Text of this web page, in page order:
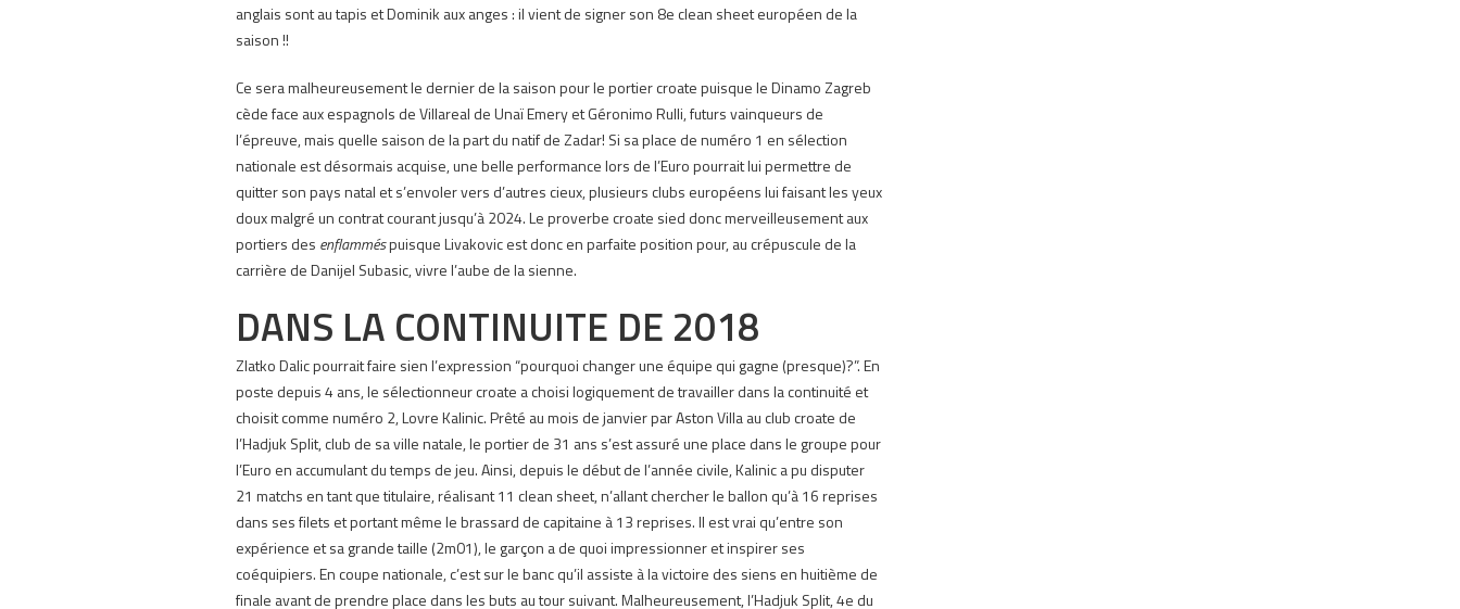
anglais sont au tapis et Dominik aux anges : il vient de signer son 8e clean sheet européen de la
saison !!
Ce sera malheureusement le dernier de la saison pour le portier croate puisque le Dinamo Zagreb
cède face aux espagnols de Villareal de Unaï Emery et Géronimo Rulli, futurs vainqueurs de
l’épreuve, mais quelle saison de la part du natif de Zadar! Si sa place de numéro 1 en sélection
nationale est désormais acquise, une belle performance lors de l’Euro pourrait lui permettre de
quitter son pays natal et s’envoler vers d’autres cieux, plusieurs clubs européens lui faisant les yeux
doux malgré un contrat courant jusqu’à 2024. Le proverbe croate sied donc merveilleusement aux
portiers des enflamméspuisque Livakovic est donc en parfaite position pour, au crépuscule de la
carrière de Danijel Subasic, vivre l’aube de la sienne.
DANS LA CONTINUITE DE 2018
Zlatko Dalic pourrait faire sien l’expression “pourquoi changer une équipe qui gagne (presque)?”.En
poste depuis 4 ans, le sélectionneur croate a choisi logiquement de travailler dans la continuité et
choisit comme numéro 2, Lovre Kalinic.Prêté au mois de janvier par Aston Villa au club croate de
l’Hadjuk Split, club de sa ville natale, le portier de 31 ans s’est assuré une place dans le groupe pour
l’Euro en accumulant du temps de jeu.Ainsi, depuis le début de l’année civile, Kalinic a pu disputer
21 matchs en tant que titulaire, réalisant 11 clean sheet, n’allant chercher le ballon qu’à 16 reprises
dans ses filets et portant même le brassard de capitaine à 13 reprises.Il est vrai qu’entre son
expérience et sa grande taille (2m01), le garçon a de quoi impressionner et inspirer ses
coéquipiers.En coupe nationale, c’est sur le banc qu’il assiste à la victoire des siens en huitième de
finale avant de prendre place dans les buts au tour suivant.Malheureusement, l’Hadjuk Split, 4e du